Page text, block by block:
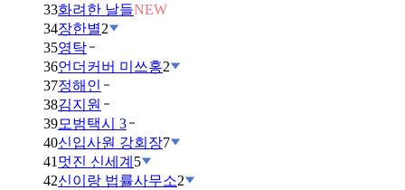
33화려한 날들NEW
34장한별2
35영탁
36언더커버 미쓰홍2
37정해인
38김지원
39모범택시 3
40신입사원 강회장7
41 멋진 신세계 5
42신이랑 법률사무소2